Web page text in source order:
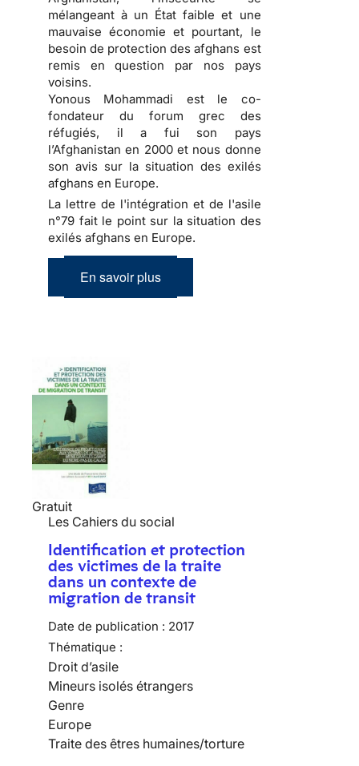
mélangeant à un État faible et une
mauvaise économie et pourtant, le
besoin de protection des afghans est
remis en question par nos pays
voisins.
Yonous Mohammadi est le co-
fondateur du forum grec des
réfugiés, il a fui son pays
l’Afghanistan en 2000 et nous donne
son avis sur la situation des exilés
afghans en Europe.
La lettre de l'intégration et de l'asile
n°79 fait le point sur la situation des
exilés afghans en Europe.
En savoir plus
Gratuit
Les Cahiers du social
Identification et protection
des victimes de la traite
dans un contexte de
migration de transit
Date de publication : 2017
Thématique :
Droit d’asile
Mineurs isolés étrangers
Genre
Europe
Traite des êtres humaines/torture